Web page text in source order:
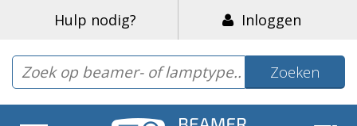
Hulp nodig? Inloggen
Zoeken